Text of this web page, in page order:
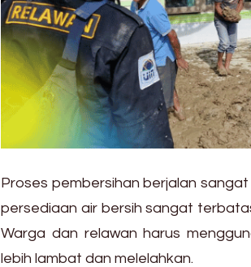
Proses pembersihan berjalan
persediaan air bersih sangat
Warga dan relawan harus
lebih lambat dan melelahkan.